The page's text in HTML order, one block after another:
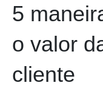
5
o valor
cliente